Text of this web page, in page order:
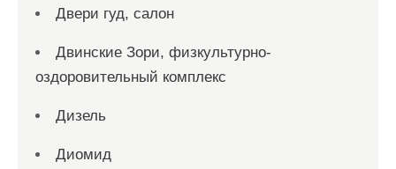
Двери гуд, салон
Двинские Зори, физкультурно-
оздоровительный комплекс
Дизель
Диомид